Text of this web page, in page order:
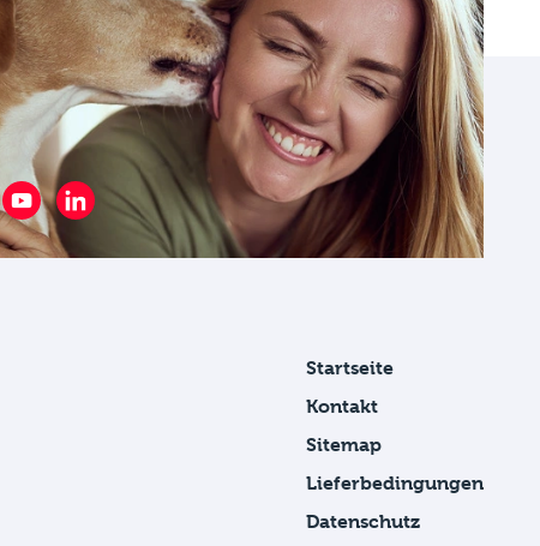
Startseite
Kontakt
Sitemap
Lieferbedingungen
Datenschutz